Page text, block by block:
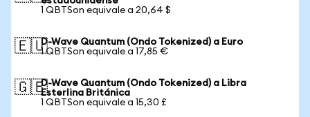
1 QBTSon equivale a 20,64 $
🇪🇺D-Wave Quantum (Ondo Tokenized) a Euro
1 QBTSon equivale a 17,85 €
🇬🇧D-Wave Quantum (Ondo Tokenized) a Libra
Esterlina Británica
1 QBTSon equivale a 15,30 £